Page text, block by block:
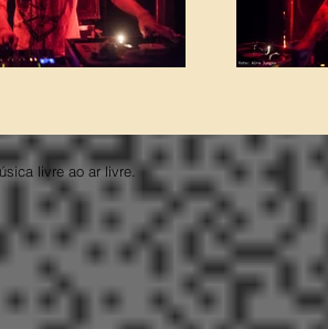
livre ao ar livre.